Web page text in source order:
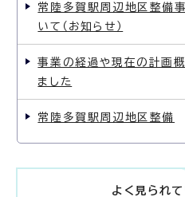
常陸多賀駅周辺地区整備
いて（お知らせ）
事業の経過や現在の計画
ました
常陸多賀駅周辺地区整備
よく見られ